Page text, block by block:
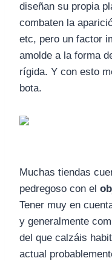
diseñan su propia
combaten la
etc, pero un factor
amolde a la forma
rígida. Y con esto
bota.
Muchas tiendas
pedregoso con el
Tener muy en
y generalmente
del que calzáis
actual